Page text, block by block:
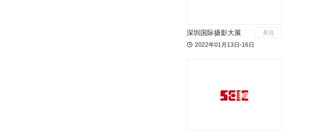
深圳国际摄影大展 关注
 2022年01月13日-16日